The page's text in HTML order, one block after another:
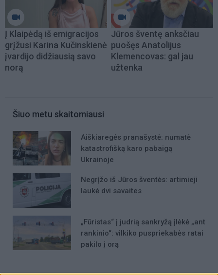
Į Klaipėdą iš emigracijos
grįžusi Karina Kučinskienė
įvardijo didžiausią savo
norą
Jūros šventę anksčiau
puošęs Anatolijus
Klemencovas: gal jau
užtenka
Šiuo metu skaitomiausi
Aiškiaregės pranašystė: numatė
katastrofišką karo pabaigą
Ukrainoje
Negrįžo iš Jūros šventės: artimieji
laukė dvi savaites
„Fūristas“ į judrią sankryžą įlėkė „ant
rankinio“: vilkiko puspriekabės ratai
pakilo į orą